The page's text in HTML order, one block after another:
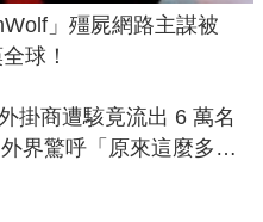
」殭屍網路主謀被
球！
掛商遭駭竟流出 6 萬名
界驚呼「原來這麼多人